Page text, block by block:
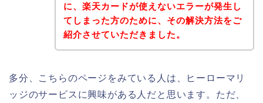
に、楽天カードが使えないエラーが発生し
てしまった方のために、その解決方法をご
紹介させていただきました。
多分、こちらのページをみている人は、ヒーローマリ
ッジのサービスに興味がある人だと思います。ただ、